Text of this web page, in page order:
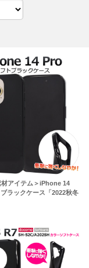
材アイテム＞iPhone 14
ラックケース「2022秋冬